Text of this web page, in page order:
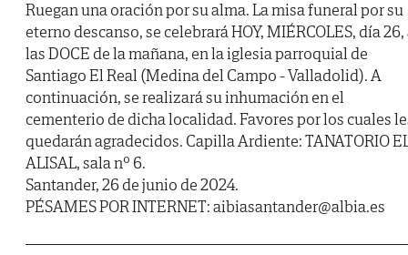
Ruegan una oración por su alma. La misa funeral por su
eterno descanso, se celebrará HOY, MIÉRCOLES, día 26,
las DOCE de la mañana, en la iglesia parroquial de
Santiago El Real (Medina del Campo - Valladolid). A
continuación, se realizará su inhumación en el
cementerio de dicha localidad. Favores por los cuales
quedarán agradecidos. Capilla Ardiente: TANATORIO
ALISAL, sala nº 6.
Santander, 26 de junio de 2024.
PÉSAMES POR INTERNET: aibiasantander@albia.es